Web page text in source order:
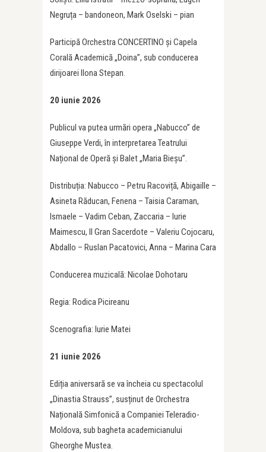
Negruța – bandoneon, Mark Oselski – pian
Participă Orchestra CONCERTINO și Capela
Corală Academică „Doina”, sub conducerea
dirijoarei Ilona Stepan.
20 iunie 2026
Publicul va putea urmări opera „Nabucco” de
Giuseppe Verdi, în interpretarea Teatrului
Național de Operă și Balet „Maria Bieșu”.
Distribuția: Nabucco – Petru Racoviță, Abigaille –
Asineta Răducan, Fenena – Taisia Caraman,
Ismaele – Vadim Ceban, Zaccaria – Iurie
Maimescu, Il Gran Sacerdote – Valeriu Cojocaru,
Abdallo – Ruslan Pacatovici, Anna – Marina Cara
Conducerea muzicală: Nicolae Dohotaru
Regia: Rodica Picireanu
Scenografia: Iurie Matei
21 iunie 2026
Ediția aniversară se va încheia cu spectacolul
„Dinastia Strauss”, susținut de Orchestra
Națională Simfonică a Companiei Teleradio-
Moldova, sub bagheta academicianului
Gheorghe Mustea.